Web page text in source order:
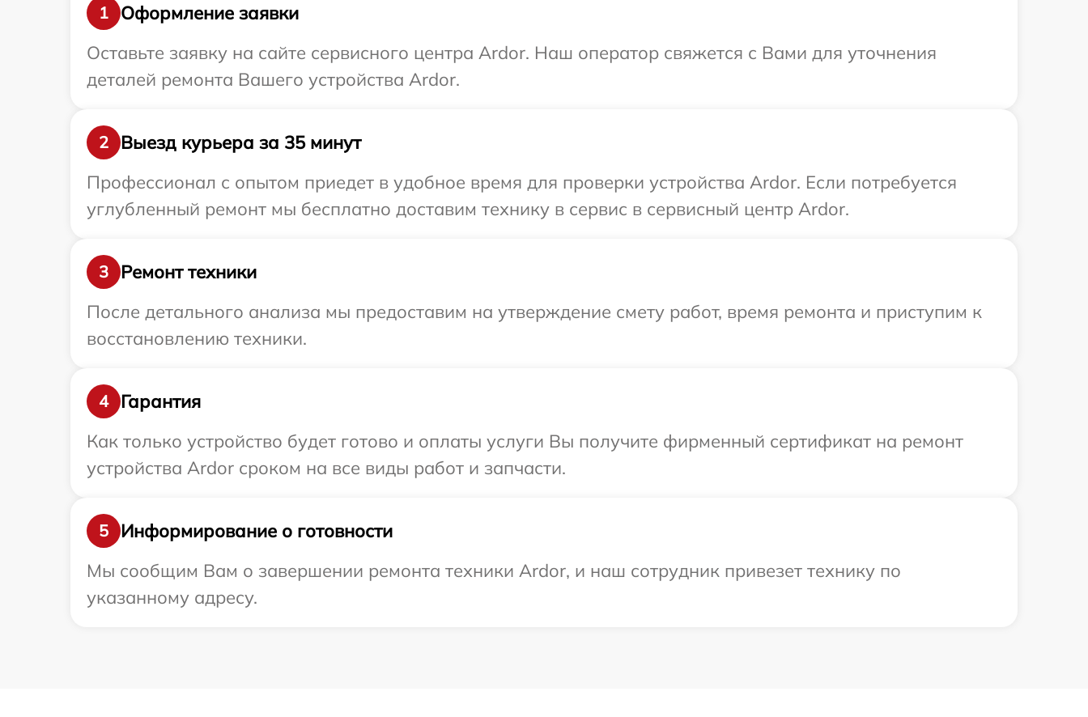
1
Оформление заявки
Оставьте заявку на сайте сервисного центра Ardor. Наш оператор свяжется с Вами для уточнения
деталей ремонта Вашего устройства Ardor.
2
Выезд курьера за 35 минут
Профессионал с опытом приедет в удобное время для проверки устройства Ardor. Если потребуется
углубленный ремонт мы бесплатно доставим технику в сервис в сервисный центр Ardor.
3
Ремонт техники
После детального анализа мы предоставим на утверждение смету работ, время ремонта и приступим к
восстановлению техники.
4
Гарантия
Как только устройство будет готово и оплаты услуги Вы получите фирменный сертификат на ремонт
устройства Ardor сроком на все виды работ и запчасти.
5
Информирование о готовности
Мы сообщим Вам о завершении ремонта техники Ardor, и наш сотрудник привезет технику по
указанному адресу.